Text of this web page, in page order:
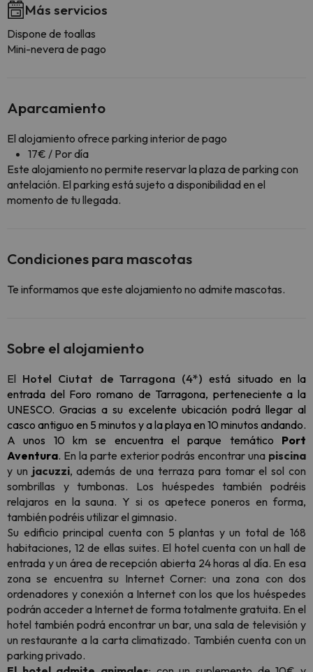
Más servicios
Dispone de toallas
Mini-nevera de pago
Aparcamiento
El alojamiento ofrece parking interior de pago
17€ / Por día
Este alojamiento no permite reservar la plaza de parking con
antelación. El parking está sujeto a disponibilidad en el
momento de tu llegada.
Condiciones para mascotas
Te informamos que este alojamiento no admite mascotas.
Sobre el alojamiento
El Hotel Ciutat de Tarragona (4*) está situado en la
entrada del Foro romano de Tarragona, perteneciente a la
UNESCO. Gracias a su excelente ubicación podrá llegar al
casco antiguo en 5 minutos y a la playa en 10 minutos andando.
A unos 10 km se encuentra el parque temático Port
Aventura. En la parte exterior podrás encontrar una piscina
y un jacuzzi, además de una terraza para tomar el sol con
sombrillas y tumbonas. Los huéspedes también podréis
relajaros en la sauna. Y si os apetece poneros en forma,
también podréis utilizar el gimnasio.
Su edificio principal cuenta con 5 plantas y un total de 168
habitaciones, 12 de ellas suites. El hotel cuenta con un hall de
entrada y un área de recepción abierta 24 horas al día. En esa
zona se encuentra su Internet Corner: una zona con dos
ordenadores y conexión a Internet con los que los huéspedes
podrán acceder a Internet de forma totalmente gratuita. En el
hotel también podrá encontrar un bar, una sala de televisión y
un restaurante a la carta climatizado. También cuenta con un
parking privado.